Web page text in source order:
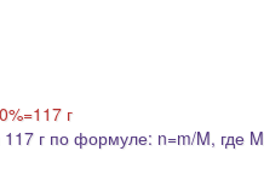
г
г по формуле: n=m/M, где M